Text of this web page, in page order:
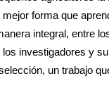
mejor forma que
integral, entre
investigadores y
un trabajo